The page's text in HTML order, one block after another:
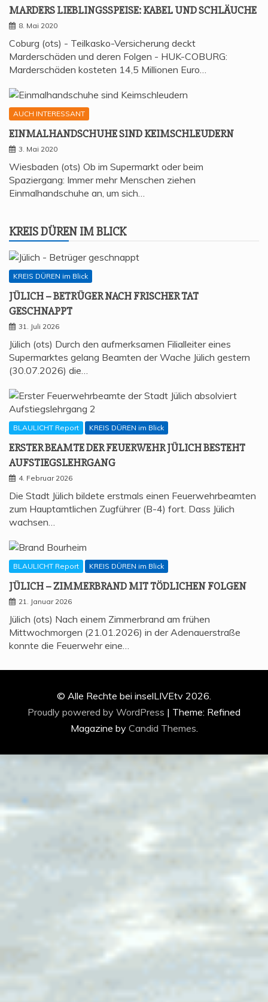
MAR­DERS LIEB­LINGS­SPEI­SE: KABEL UND SCHLÄUCHE
8. Mai 2020
Coburg (ots) - Teilkasko-Versicherung deckt
Marderschäden und deren Folgen - HUK-COBURG:
Marderschäden kosteten 14,5 Millionen Euro…
AUCH INTERESSANT
EIN­MAL­HAND­SCHU­HE SIND KEIMSCHLEUDERN
3. Mai 2020
Wiesbaden (ots) Ob im Supermarkt oder beim
Spaziergang: Immer mehr Menschen ziehen
Einmalhandschuhe an, um sich…
KREIS DÜREN IM BLICK
KREIS DÜREN im Blick
JÜLICH – BETRÜ­GER NACH FRI­SCHER TAT
GESCHNAPPT
31. Juli 2026
Jülich (ots) Durch den aufmerksamen Filialleiter eines
Supermarktes gelang Beamten der Wache Jülich gestern
(30.07.2026) die…
BLAULICHT Report KREIS DÜREN im Blick
ERS­TER BEAM­TE DER FEU­ER­WEHR JÜLICH BESTEHT
AUFSTIEGSLEHRGANG
4. Februar 2026
Die Stadt Jülich bildete erstmals einen Feuerwehrbeamten
zum Hauptamtlichen Zugführer (B-4) fort. Dass Jülich
wachsen…
BLAULICHT Report KREIS DÜREN im Blick
JÜLICH – ZIM­MER­BRAND MIT TÖD­LI­CHEN FOLGEN
21. Januar 2026
Jülich (ots) Nach einem Zimmerbrand am frühen
Mittwochmorgen (21.01.2026) in der Adenauerstraße
konnte die Feuerwehr eine…
© Alle Rechte bei inselLIVEtv 2026.
Proudly powered by WordPress | Theme: Refined
Magazine by Candid Themes.